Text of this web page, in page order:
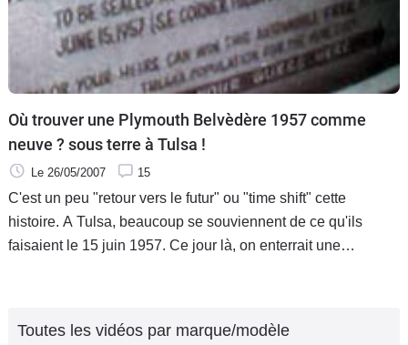
Où trouver une Plymouth Belvèdère 1957 comme
neuve ? sous terre à Tulsa !
Le 26/05/2007 15
C'est un peu "retour vers le futur" ou "time shift" cette
histoire. A Tulsa, beaucoup se souviennent de ce qu'ils
faisaient le 15 juin 1957. Ce jour là, on enterrait une
Toutes les vidéos par marque/modèle